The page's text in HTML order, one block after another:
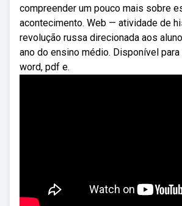
compreender um pouco mais sobre
acontecimento. Web — atividade de
revolução russa direcionada aos
ano do ensino médio. Disponível
word, pdf e.